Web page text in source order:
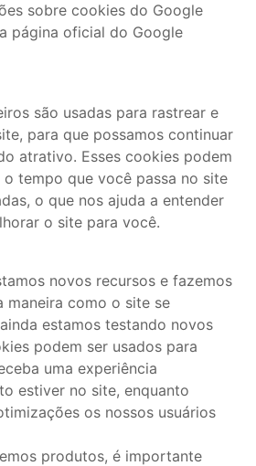
sobre cookies do Google
página oficial do Google
são usadas para rastrear e
para que possamos continuar
atrativo. Esses cookies podem
tempo que você passa no site
o que nos ajuda a entender
o site para você.
novos recursos e fazemos
maneira como o site se
estamos testando novos
podem ser usados para
uma experiência
estiver no site, enquanto
os nossos usuários
produtos, é importante